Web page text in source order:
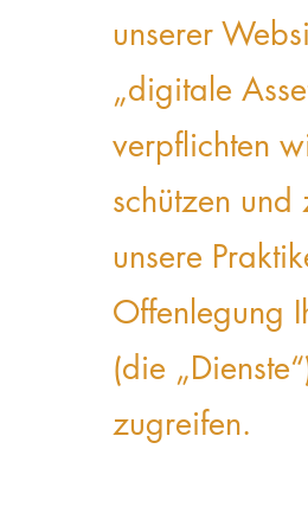
unserer
„digitale
verpflichten
schützen
unsere
Offenlegung
(die
zugreifen.